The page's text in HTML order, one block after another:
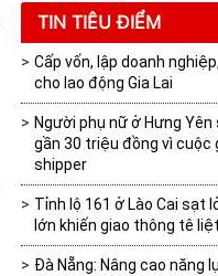
Du lịch
TIN TIÊU ĐIỂM
Cấp vốn, lập doanh
cho lao động Gia Lai
Người phụ nữ ở Hưng
gần 30 triệu đồng vì cuộc
shipper
Tỉnh lộ 161 ở Lào Cai sạt
lớn khiến giao thông tê liệt
Đà Nẵng: Nâng cao năng